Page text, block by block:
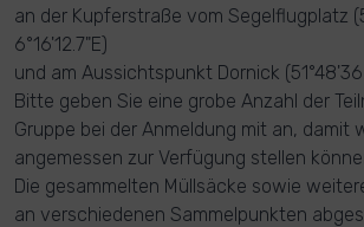
an der Kupferstraße vom Segelflugplatz
6°16'12.7"E)
und am Aussichtspunkt Dornick
Bitte geben Sie eine grobe Anzahl der
Gruppe bei der Anmeldung mit an, damit
angemessen zur Verfügung stellen
Die gesammelten Müllsäcke sowie
an verschiedenen Sammelpunkten